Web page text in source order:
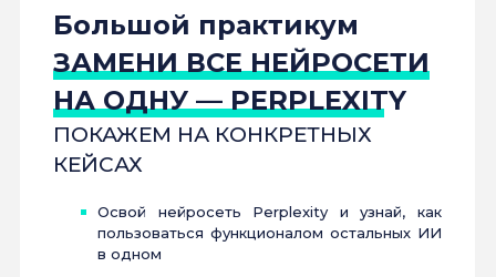
Большой практикум
ЗАМЕНИ ВСЕ НЕЙРОСЕТИ
НА ОДНУ — PERPLEXITY
ПОКАЖЕМ НА КОНКРЕТНЫХ
КЕЙСАХ
Освой нейросеть Perplexity и узнай, как
пользоваться функционалом остальных ИИ
в одном